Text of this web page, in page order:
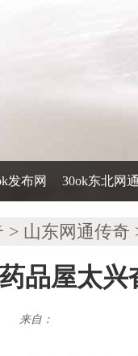
发布网 30ok东北网
> 山东网通传奇
品屋太兴
来自：